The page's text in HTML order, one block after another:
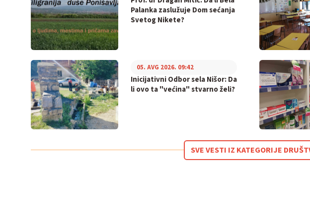
Palanka zaslužuje Dom sećanja
Svetog Nikete?
Inicijativni Odbor sela Nišor: Da
li ovo ta "većina" stvarno želi?
05. AVG 2026. 09:42
SVE VESTI IZ KATEGORIJE